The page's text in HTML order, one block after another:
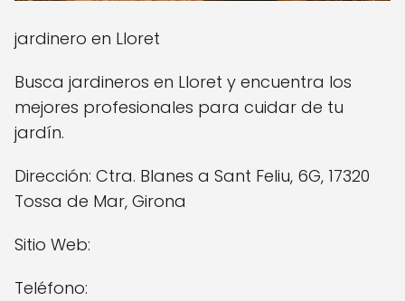
jardinero en Lloret
Busca jardineros en Lloret y encuentra los
mejores profesionales para cuidar de tu
jardín.
Dirección: Ctra. Blanes a Sant Feliu, 6G, 17320
Tossa de Mar, Girona
Sitio Web:
Teléfono: